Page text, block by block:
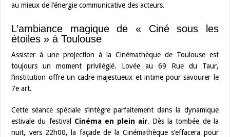
au mieux de l’énergie communicative des acteurs.
L’ambiance magique de « Ciné sous les
étoiles » à Toulouse
Assister à une projection à la Cinémathèque de Toulouse est
toujours un moment privilégié. Lovée au 69 Rue du Taur,
l’institution offre un cadre majestueux et intime pour savourer le
7e art.
Cette séance spéciale s’intègre parfaitement dans la dynamique
estivale du festival Cinéma en plein air. Dès la tombée de la
nuit, vers 22h00, la façade de la Cinémathèque s’effacera pour